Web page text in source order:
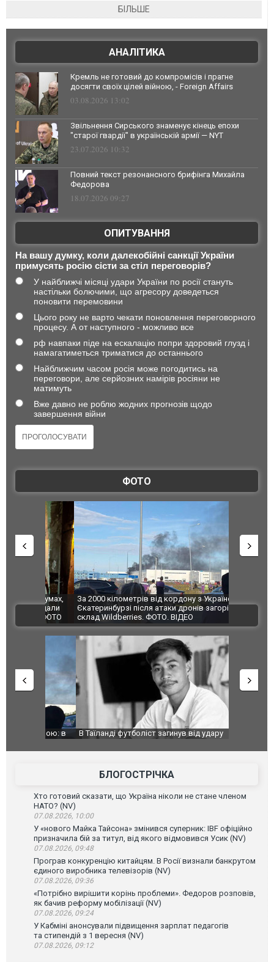
БІЛЬШЕ
АНАЛІТИКА
Кремль не готовий до компромісів і прагне
досягти своїх цілей війною, - Foreign Affairs
03.08.2026 13:02
Звільнення Сирського знаменує кінець епохи
"старої гвардії" в українській армії — NYT
23.07.2026 10:32
Повний текст резонансного брифінга Михайла
Федорова
18.07.2026 09:27
ОПИТУВАННЯ
На вашу думку, коли далекобійні санкції України
примусять росію сісти за стіл переговорів?
У найближчі місяці удари України по росії стануть
настільки болючими, що агресору доведеться
поновити перемовини
Цього року не варто чекати поновлення переговорного
процесу. А от наступного - можливо все
рф навпаки піде на ескалацію попри здоровий глузд і
намагатиметься триматися до останнього
Найближчим часом росія може погодитись на
переговори, але серйозних намірів росіяни не
матимуть
Вже давно не роблю жодних прогнозів щодо
завершення війни
ФОТО
За 2000 кілометрів від кордону з Україною: в
Єкатеринбурзі після атаки дронів загорівся
склад Wildberries. ФОТО. ВІДЕО
"Мої
ВІДЕО
В Таїланді футболіст загинув від удару
блискавки під час матчу: ще 12 людей
постраждали. ВІДЕО
БЛОГОСТРІЧКА
Хто готовий сказати, що Україна ніколи не стане членом
НАТО? (NV)
07.08.2026, 10:00
У «нового Майка Тайсона» змінився суперник: IBF офіційно
призначила бій за титул, від якого відмовився Усик (NV)
07.08.2026, 09:48
Програв конкуренцію китайцям. В Росії визнали банкрутом
єдиного виробника телевізорів (NV)
07.08.2026, 09:36
«Потрібно вирішити корінь проблеми». Федоров розповів,
як бачив реформу мобілізації (NV)
07.08.2026, 09:24
У Кабміні анонсували підвищення зарплат педагогів
та стипендій з 1 вересня (NV)
07.08.2026, 09:12